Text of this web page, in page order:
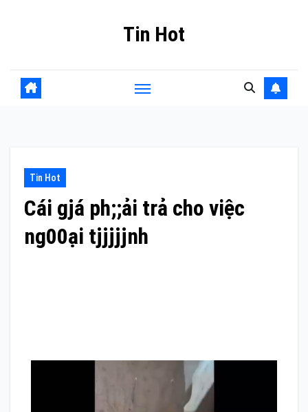
Tin Hot
Tin Hot
Cái gjá ph;;ải trả cho việc
ng00ại tjjjjjnh